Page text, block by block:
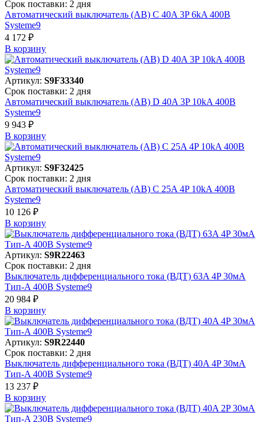
Срок поставки: 2 дня
Автоматический выключатель (АВ) C 40A 3P 6kA 400В
Systeme9
4 172 ₽
В корзинy
Артикул: S9F33340
Срок поставки: 2 дня
Автоматический выключатель (АВ) D 40A 3P 10kA 400В
Systeme9
9 943 ₽
В корзинy
Артикул: S9F32425
Срок поставки: 2 дня
Автоматический выключатель (АВ) C 25A 4P 10kA 400В
Systeme9
10 126 ₽
В корзинy
Артикул: S9R22463
Срок поставки: 2 дня
Выключатель дифференциального тока (ВДТ) 63A 4P 30мА
Тип-A 400В Systeme9
20 984 ₽
В корзинy
Артикул: S9R22440
Срок поставки: 2 дня
Выключатель дифференциального тока (ВДТ) 40A 4P 30мА
Тип-A 400В Systeme9
13 237 ₽
В корзинy